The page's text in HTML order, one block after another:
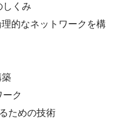
くみ
的なネットワークを構
ク
ための技術